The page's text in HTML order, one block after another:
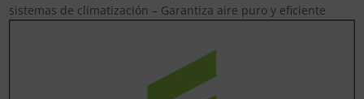
sistemas de climatización – Garantiza aire puro y eficiente